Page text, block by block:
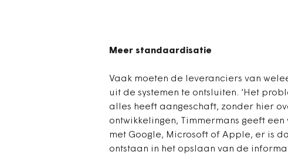
Meer standaardisatie
Vaak moeten de leveranciers van
uit de systemen te ontsluiten. ‘Het
alles heeft aangeschaft, zonder hier
ontwikkelingen, Timmermans geeft
met Google, Microsoft of Apple, er is
ontstaan in het opslaan van de